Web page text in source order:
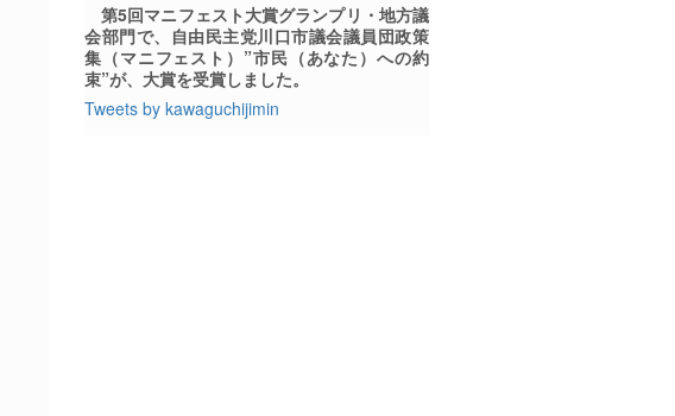
第5回マニフェスト大賞グランプリ・地方議
会部門で、自由民主党川口市議会議員団政策
集（マニフェスト）”市民（あなた）への約
束”が、大賞を受賞しました。
Tweets by kawaguchijimin